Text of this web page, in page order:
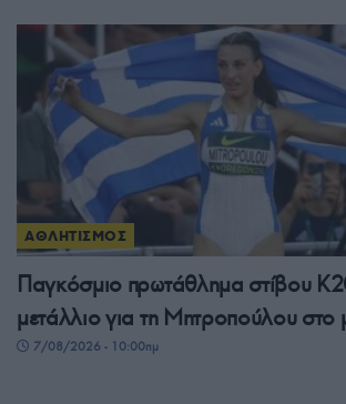
ΑΘΛΗΤΙΣΜΟΣ
Παγκόσμιο πρωτάθλημα στίβου
μετάλλιο για τη Μητροπούλου στο
7/08/2026 - 10:00πμ